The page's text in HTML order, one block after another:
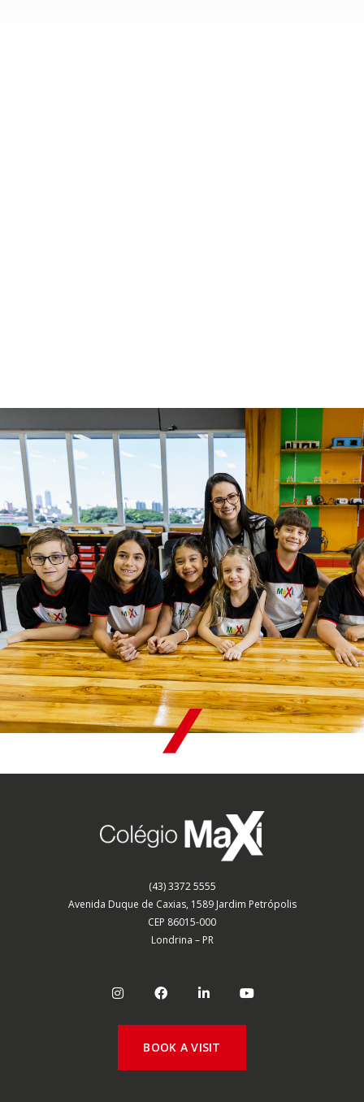
(43) 3372 5555
Avenida Duque de Caxias, 1589 Jardim Petrópolis
CEP 86015-000
Londrina – PR
BOOK A VISIT